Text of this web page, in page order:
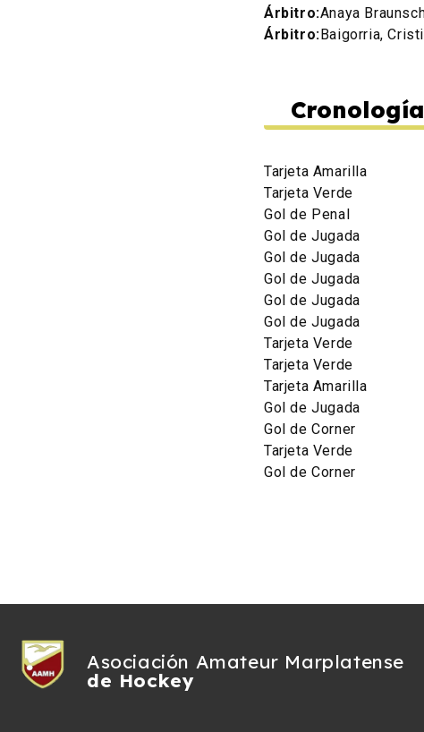
Árbitro:Anaya
Árbitro: Baigorria,
Tarjeta Amarilla
Tarjeta Verde
Gol de Penal
Gol de Jugada
Gol de Jugada
Gol de Jugada
Gol de Jugada
Gol de Jugada
Tarjeta Verde
Tarjeta Verde
Tarjeta Amarilla
Gol de Jugada
Gol de Corner
Tarjeta Verde
Gol de Corner
Asociación Amateur Marplatense
de Hockey